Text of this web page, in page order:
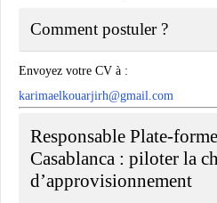
Comment postuler ?
Envoyez votre CV à :
karimaelkouarjirh@gmail.com
Responsable Plate-
Casablanca : piloter la
d’approvisionnement